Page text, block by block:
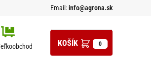
Email:info@agrona.sk
0